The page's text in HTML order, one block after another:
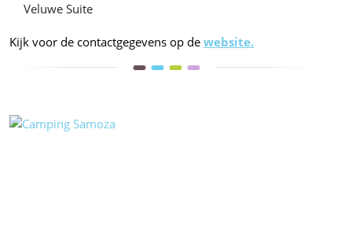
Veluwe Suite
Kijk voor de contactgegevens op de website.